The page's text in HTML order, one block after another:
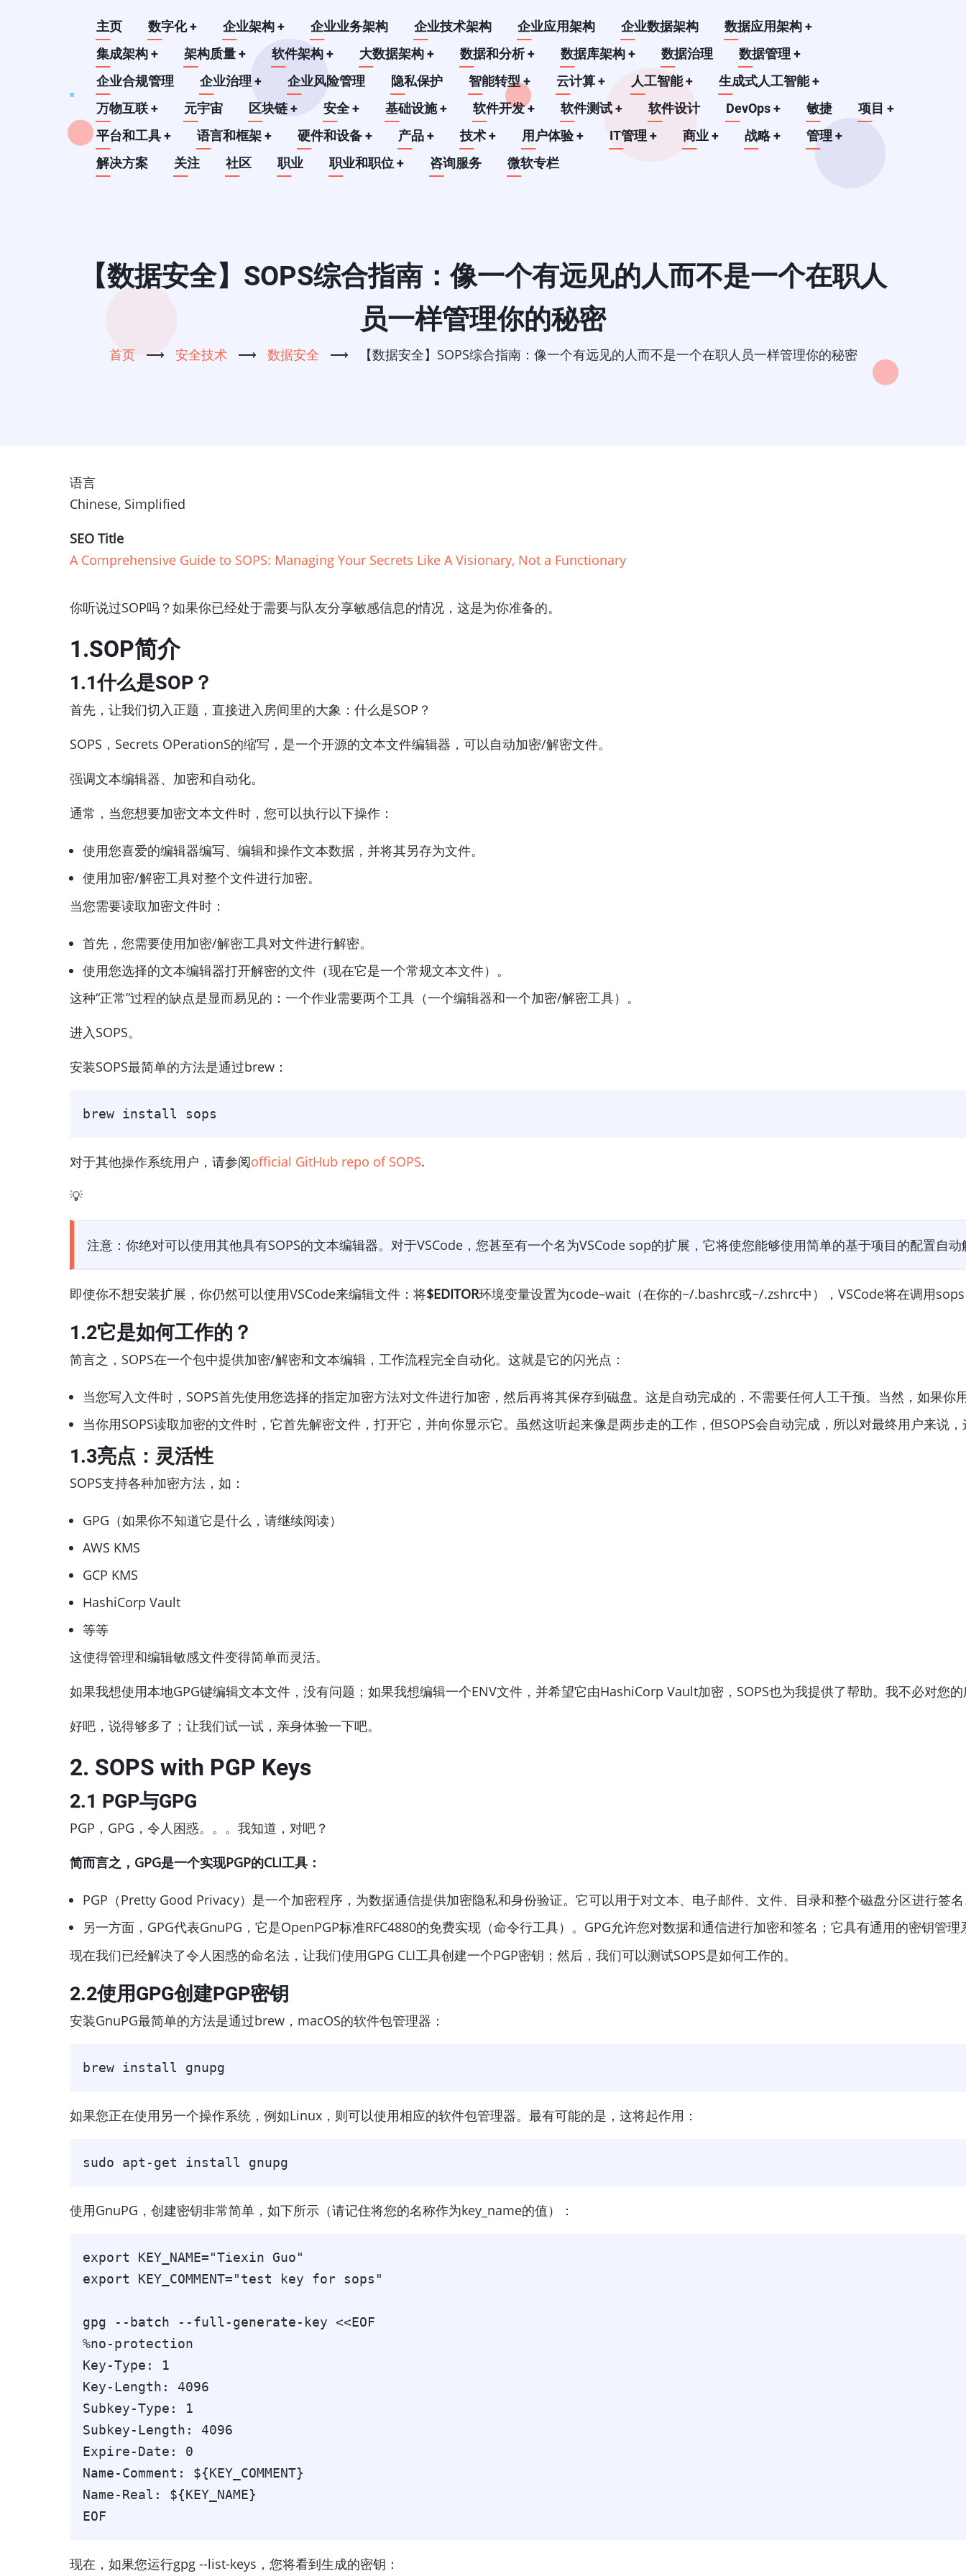
Main
navigation
主页 数字化+ 企业架构+ 企业业务架构 企业技术架构 企业应用架构 企业数据架构 数据应用架构+
集成架构+ 架构质量+ 软件架构+ 大数据架构+ 数据和分析+ 数据库架构+ 数据治理 数据管理+
企业合规管理
企业治理+ 企业风险管理 隐私保护 智能转型+ 云计算+ 人工智能+ 生成式人工智能+
万物互联+ 元宇宙 区块链+ 安全+ 基础设施+ 软件开发+ 软件测试+ 软件设计 DevOps+ 敏捷 项目+
平台和工具+ 语言和框架+ 硬件和设备+ 产品+ 技术+ 用户体验+ IT管理+ 商业+ 战略+ 管理+
解决方案
关注 社区 职业 职业和职位+ 咨询服务 微软专栏
【数据安全】SOPS综合指南：像一个有远见的人而不是一个在职人
员一样管理你的秘密
首页 ⟶ 安全技术 ⟶ 数据安全 ⟶ 【数据安全】SOPS综合指南：像一个有远见的人而不是一个在职人员一样管理你的秘密
语言
Chinese, Simplified
SEO Title
A Comprehensive Guide to SOPS: Managing Your Secrets Like A Visionary, Not a Functionary
你听说过SOP吗？如果你已经处于需要与队友分享敏感信息的情况，这是为你准备的。
1.SOP简介
1.1什么是SOP？
首先，让我们切入正题，直接进入房间里的大象：什么是SOP？
SOPS，Secrets OPerationS的缩写，是一个开源的文本文件编辑器，可以自动加密/解密文件。
强调文本编辑器、加密和自动化。
通常，当您想要加密文本文件时，您可以执行以下操作：
使用您喜爱的编辑器编写、编辑和操作文本数据，并将其另存为文件。
使用加密/解密工具对整个文件进行加密。
当您需要读取加密文件时：
首先，您需要使用加密/解密工具对文件进行解密。
使用您选择的文本编辑器打开解密的文件（现在它是一个常规文本文件）。
这种“正常”过程的缺点是显而易见的：一个作业需要两个工具（一个编辑器和一个加密/解密工具）。
进入SOPS。
安装SOPS最简单的方法是通过brew：
brew install sops
对于其他操作系统用户，请参阅official GitHub repo of SOPS.
💡
注意：你绝对可以使用其他具有SOPS的文本编辑器。对于VSCode，您甚至有一个名为VSCode sop的扩展，它将使您能够使用简单的基于项目的配置自
即使你不想安装扩展，你仍然可以使用VSCode来编辑文件：将$EDITOR环境变量设置为code–wait（在你的~/.bashrc或~/.zshrc中），VSCode将在调用
1.2它是如何工作的？
简言之，SOPS在一个包中提供加密/解密和文本编辑，工作流程完全自动化。这就是它的闪光点：
当您写入文件时，SOPS首先使用您选择的指定加密方法对文件进行加密，然后再将其保存到磁盘。这是自动完成的，不需要任何人工干预。当然，如果
当你用SOPS读取加密的文件时，它首先解密文件，打开它，并向你显示它。虽然这听起来像是两步走的工作，但SOPS会自动完成，所以对最终用户来说
1.3亮点：灵活性
SOPS支持各种加密方法，如：
GPG（如果你不知道它是什么，请继续阅读）
AWS KMS
GCP KMS
HashiCorp Vault
等等
这使得管理和编辑敏感文件变得简单而灵活。
如果我想使用本地GPG键编辑文本文件，没有问题；如果我想编辑一个ENV文件，并希望它由HashiCorp Vault加密，SOPS也为我提供了帮助。我不必对您
好吧，说得够多了；让我们试一试，亲身体验一下吧。
2. SOPS with PGP Keys
2.1 PGP与GPG
PGP，GPG，令人困惑。。。我知道，对吧？
简而言之，GPG是一个实现PGP的CLI工具：
PGP（Pretty Good Privacy）是一个加密程序，为数据通信提供加密隐私和身份验证。它可以用于对文本、电子邮件、文件、目录和整个磁盘分区进行签
另一方面，GPG代表GnuPG，它是OpenPGP标准RFC4880的免费实现（命令行工具）。GPG允许您对数据和通信进行加密和签名；它具有通用的密钥管
现在我们已经解决了令人困惑的命名法，让我们使用GPG CLI工具创建一个PGP密钥；然后，我们可以测试SOPS是如何工作的。
2.2使用GPG创建PGP密钥
安装GnuPG最简单的方法是通过brew，macOS的软件包管理器：
brew install gnupg
如果您正在使用另一个操作系统，例如Linux，则可以使用相应的软件包管理器。最有可能的是，这将起作用：
sudo apt-get install gnupg
使用GnuPG，创建密钥非常简单，如下所示（请记住将您的名称作为key_name的值）：
export KEY_NAME="Tiexin Guo"
export KEY_COMMENT="test key for sops"
gpg --batch --full-generate-key <<EOF
%no-protection
Key-Type: 1
Key-Length: 4096
Subkey-Type: 1
Subkey-Length: 4096
Expire-Date: 0
Name-Comment: ${KEY_COMMENT}
Name-Real: ${KEY_NAME}
EOF
现在，如果您运行gpg --list-keys，您将看到生成的密钥：